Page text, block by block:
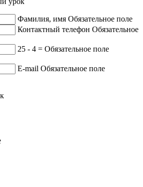
Фамилия, имя Обязательное поле
Контактный телефон Обязательное
25 - 4 = Обязательное поле
E-mail Обязательное поле